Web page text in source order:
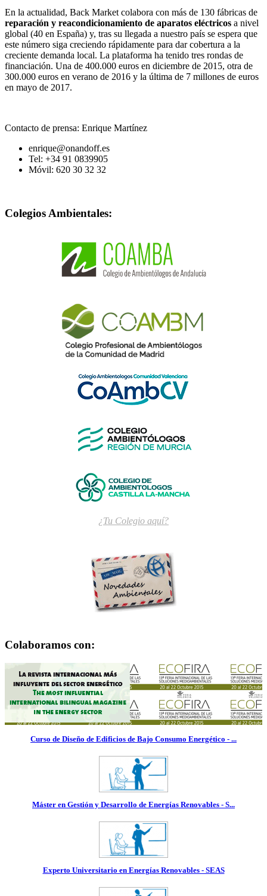
En la actualidad, Back Market colabora con más de 130 fábricas de
reparación y reacondicionamiento de aparatos eléctricos a nivel
global (40 en España) y, tras su llegada a nuestro país se espera que
este número siga creciendo rápidamente para dar cobertura a la
creciente demanda local. La plataforma ha tenido tres rondas de
financiación. Una de 400.000 euros en diciembre de 2015, otra de
300.000 euros en verano de 2016 y la última de 7 millones de euros
en mayo de 2017.
Contacto de prensa: Enrique Martínez
enrique@onandoff.es
Tel: +34 91 0839905
Móvil: 620 30 32 32
Colegios Ambientales:
¿Tu Colegio aquí?
Colaboramos con:
Curso de Diseño de Edificios de Bajo Consumo Energético - ...
Máster en Gestión y Desarrollo de Energías Renovables - S...
Experto Universitario en Energías Renovables - SEAS